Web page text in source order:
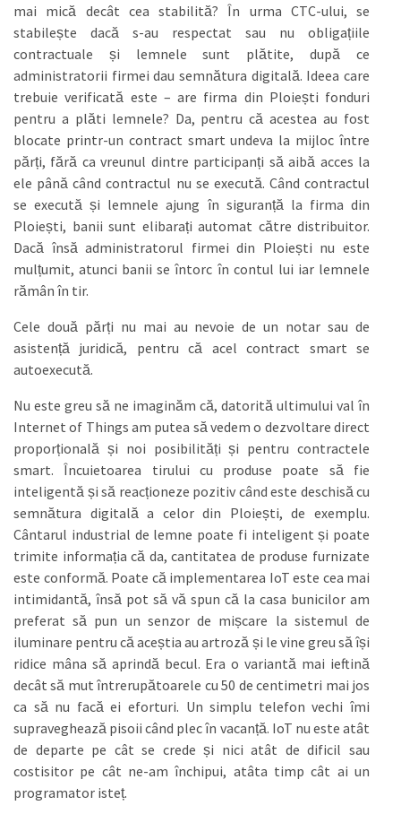
mai mică decât cea stabilită? În urma CTC-ului, se
stabilește dacă s-au respectat sau nu obligațiile
contractuale și lemnele sunt plătite, după ce
administratorii firmei dau semnătura digitală. Ideea care
trebuie verificată este – are firma din Ploiești fonduri
pentru a plăti lemnele? Da, pentru că acestea au fost
blocate printr-un contract smart undeva la mijloc între
părți, fără ca vreunul dintre participanți să aibă acces la
ele până când contractul nu se execută. Când contractul
se execută și lemnele ajung în siguranță la firma din
Ploiești, banii sunt elibarați automat către distribuitor.
Dacă însă administratorul firmei din Ploiești nu este
mulțumit, atunci banii se întorc în contul lui iar lemnele
rămân în tir.
Cele două părți nu mai au nevoie de un notar sau de
asistență juridică, pentru că acel contract smart se
autoexecută.
Nu este greu să ne imaginăm că, datorită ultimului val în
Internet of Things am putea să vedem o dezvoltare direct
proporțională și noi posibilități și pentru contractele
smart. Încuietoarea tirului cu produse poate să fie
inteligentă și să reacționeze pozitiv când este deschisă cu
semnătura digitală a celor din Ploiești, de exemplu.
Cântarul industrial de lemne poate fi inteligent și poate
trimite informația că da, cantitatea de produse furnizate
este conformă. Poate că implementarea IoT este cea mai
intimidantă, însă pot să vă spun că la casa bunicilor am
preferat să pun un senzor de mișcare la sistemul de
iluminare pentru că aceștia au artroză și le vine greu să își
ridice mâna să aprindă becul. Era o variantă mai ieftină
decât să mut întrerupătoarele cu 50 de centimetri mai jos
ca să nu facă ei eforturi. Un simplu telefon vechi îmi
supraveghează pisoii când plec în vacanță. IoT nu este atât
de departe pe cât se crede și nici atât de dificil sau
costisitor pe cât ne-am închipui, atâta timp cât ai un
programator isteț.